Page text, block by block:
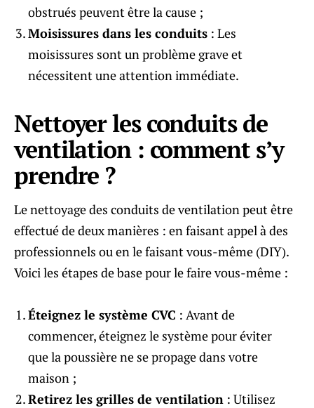
obstrués peuvent être la cause ;
Moisissures dans les conduits : Les
moisissures sont un problème grave et
nécessitent une attention immédiate.
Nettoyer les conduits de
ventilation : comment s’y
prendre ?
Le nettoyage des conduits de ventilation peut être
effectué de deux manières : en faisant appel à des
professionnels ou en le faisant vous-même (DIY).
Voici les étapes de base pour le faire vous-même :
Éteignez le système CVC : Avant de
commencer, éteignez le système pour éviter
que la poussière ne se propage dans votre
maison ;
Retirez les grilles de ventilation : Utilisez